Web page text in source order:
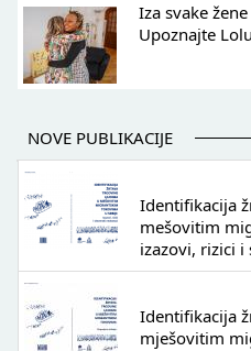
Iza svake
Upoznajte
NOVE PUBLIKACIJE
Identifikacija
mešovitim
izazovi, rizici i
Identifikacija
mješovitim